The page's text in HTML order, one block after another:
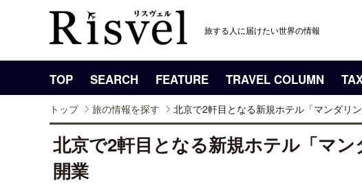
旅する人に届けたい世界の情報
TOP SEARCH FEATURE TRAVEL COLUMN
トップ 旅の情報を探す 北京で2軒目となる新規ホテル「マンダリ
北京で2軒目となる新規ホテル「マ
開業